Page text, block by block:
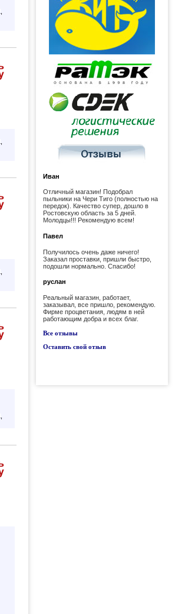
Иван
Отличный магазин! Подобрал
пыльники на Чери Тиго (полностью на
передок). Качество супер, дошло в
Ростовскую область за 5 дней.
Молодцы!!! Рекомендую всем!
Павел
Получилось очень даже ничего!
Заказал проставки, пришли быстро,
подошли нормально. Спасибо!
руслан
Реальный магазин, работает,
заказывал, все пришло, рекомендую.
Фирме процветания, людям в ней
работающим добра и всех благ.
Все отзывы
Оставить свой отзыв